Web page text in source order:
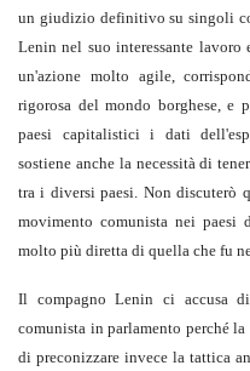
un giudizio definitivo su singoli
Lenin nel suo interessante lavoro
un'azione molto agile,
rigorosa del mondo borghese, e
paesi capitalistici i dati
sostiene anche la necessità di
tra i diversi paesi. Non discuterò
movimento comunista nei paesi
molto più diretta di quella che fu
Il compagno Lenin ci accusa
comunista in parlamento perché
di preconizzare invece la tattica